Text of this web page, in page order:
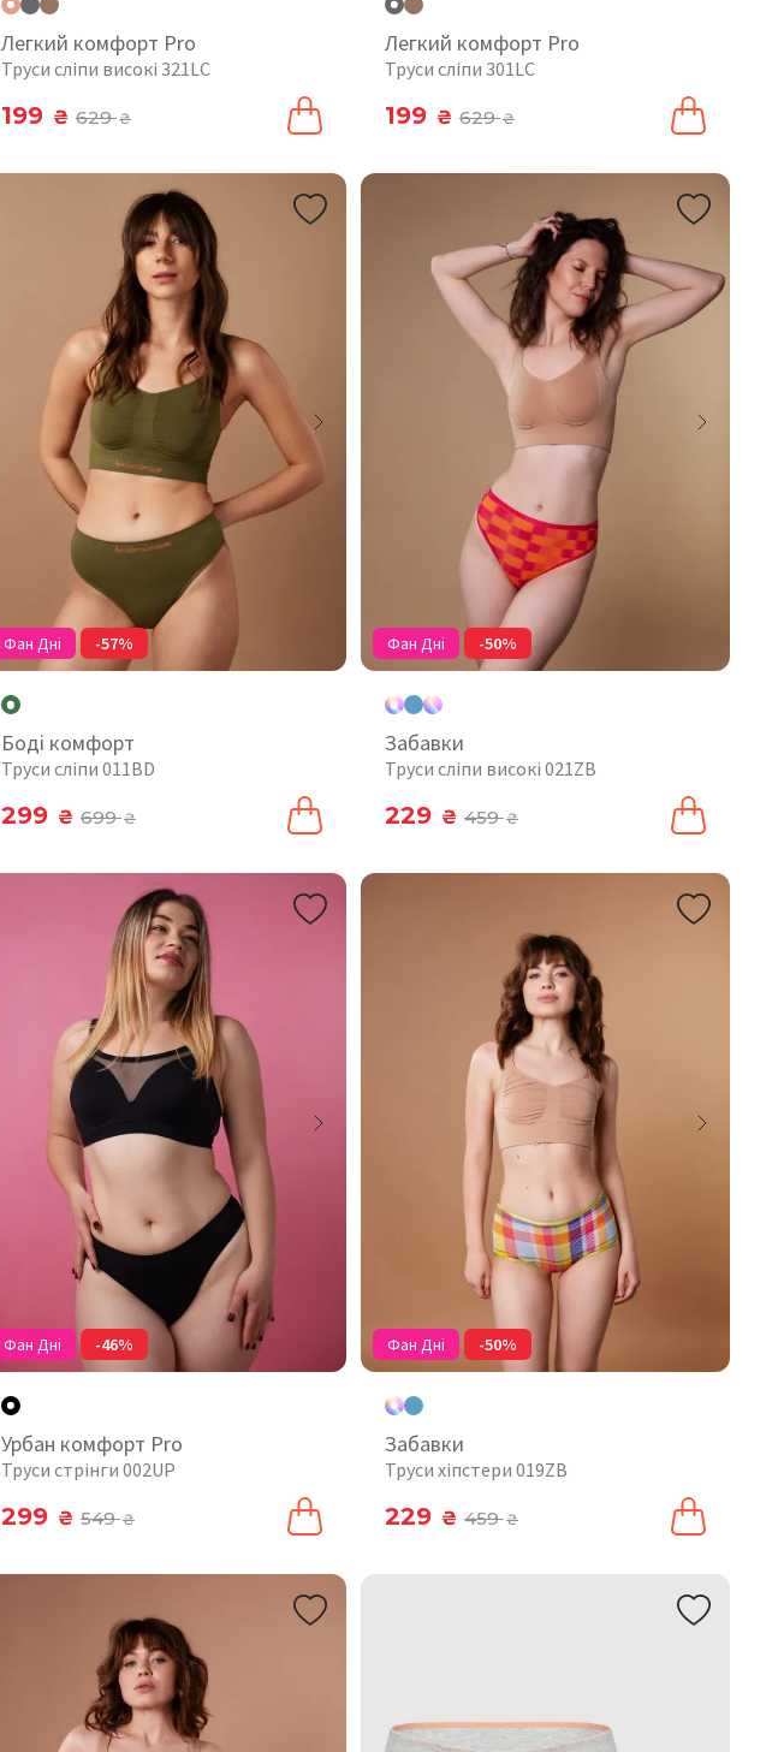
Легкий комфорт Pro
Труси сліпи високі 321LC
199 ₴ 629₴
Легкий комфорт Pro
Труси сліпи 301LC
199 ₴ 629₴
Фан Дні -57%
Боді комфорт
Труси сліпи 011BD
299 ₴ 699₴
Фан Дні -50%
Забавки
Труси сліпи високі 021ZB
229 ₴ 459₴
Фан Дні -46%
Урбан комфорт Pro
Труси стрінги 002UP
299 ₴ 549₴
Фан Дні -50%
Забавки
Труси хіпстери 019ZB
229 ₴ 459₴